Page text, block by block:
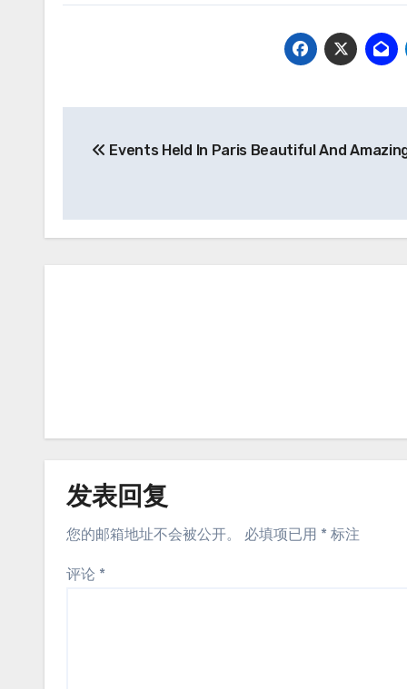
航
Events Held In Paris Beautiful And
发表回复
您的邮箱地址不会被公开。 必填项已用 * 标注
评论 *